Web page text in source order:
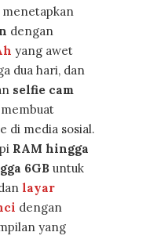
menetapkan
dengan
yang awet
dua hari, dan
selfie cam
di media sosial.
RAM hingga
6GB untuk
layar
dengan
yang